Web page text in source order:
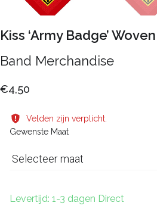
Kiss ‘Army Badge’
Band Merchandise
€4,50
Velden zijn verplicht.
Gewenste Maat
Selecteer maat
Levertijd: 1-3 dagen Direct